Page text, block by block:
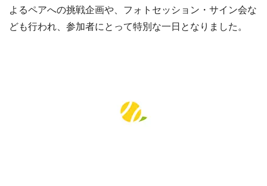
よるペアへの挑戦企画や、フォトセッション・サイン会な
ども行われ、参加者にとって特別な一日となりました。